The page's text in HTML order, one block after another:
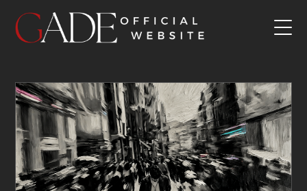
SCHEDULE
VIDEO